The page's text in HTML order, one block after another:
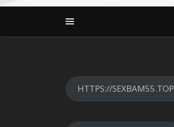
HTTPS://SEXBAM55.TOP